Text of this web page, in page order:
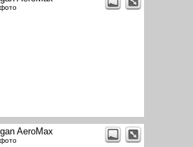
AeroMax